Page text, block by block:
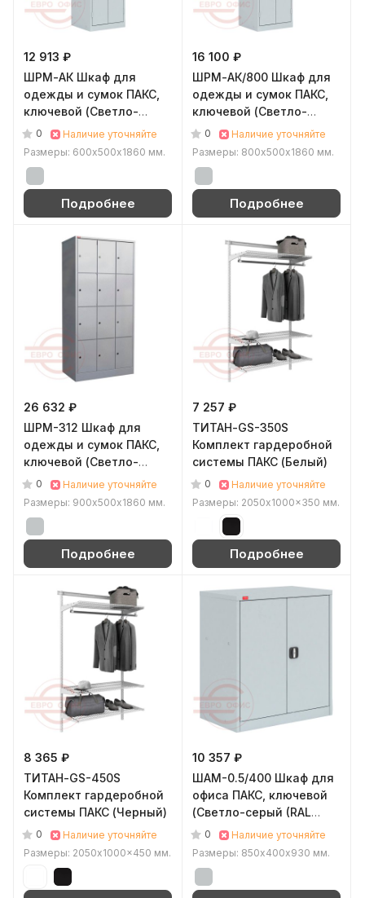
12 913 ₽
ШРМ-АК Шкаф для
одежды и сумок ПАКС,
ключевой (Светло-
серый (RAL 7035))
0
Наличие уточняйте
Размеры: 600х500х1860 мм.
Подробнее
16 100 ₽
ШРМ-АК/800 Шкаф для
одежды и сумок ПАКС,
ключевой (Светло-
серый (RAL 7035))
0
Наличие уточняйте
Размеры: 800х500х1860 мм.
Подробнее
26 632 ₽
ШРМ-312 Шкаф для
одежды и сумок ПАКС,
ключевой (Светло-
серый (RAL 7035))
0
Наличие уточняйте
Размеры: 900х500х1860 мм.
Подробнее
7 257 ₽
ТИТАН-GS-350S
Комплект гардеробной
системы ПАКС (Белый)
0
Наличие уточняйте
Размеры: 2050x1000x350 мм.
Подробнее
8 365 ₽
ТИТАН-GS-450S
Комплект гардеробной
системы ПАКС (Черный)
0
Наличие уточняйте
Размеры: 2050x1000x450 мм.
10 357 ₽
ШАМ-0.5/400 Шкаф для
офиса ПАКС, ключевой
(Светло-серый (RAL
7035))
0
Наличие уточняйте
Размеры: 850x400х930 мм.